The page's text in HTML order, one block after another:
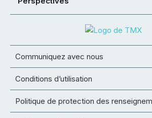
Communiquez avec nous
Conditions d’utilisation
Politique de protection des